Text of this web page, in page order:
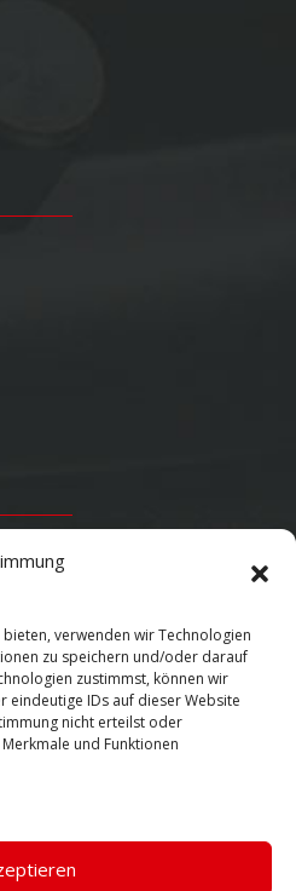
verwenden wir Technologien
zu speichern und/oder darauf
zustimmst, können wir
eindeutige IDs auf dieser Website
nicht erteilst oder
und Funktionen